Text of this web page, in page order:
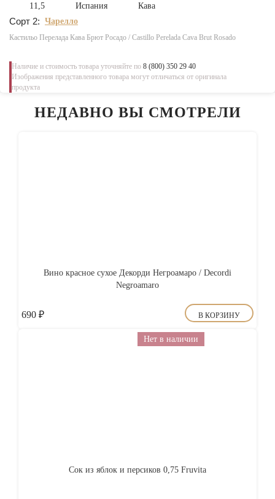
11,5 Испания Кава
Сорт 2: Чарелло
Кастильо Перелада Кава Брют Росадо / Castillo Perelada Cava Brut Rosado
Наличие и стоимость товара уточняйте по 8 (800) 350 29 40
Изображения представленного товара могут отличаться от оригинала
продукта
НЕДАВНО ВЫ СМОТРЕЛИ
Вино красное сухое Декорди Негроамаро / Decordi
Negroamaro
690 ₽ В КОРЗИНУ
Нет в наличии
Сок из яблок и персиков 0,75 Fruvita